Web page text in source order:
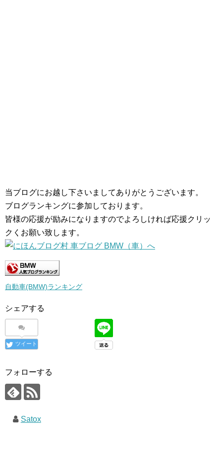
当ブログにお越し下さいましてありがとうございます。
ブログランキングに参加しております。
皆様の応援が励みになりますのでよろしければ応援クリッ
クくお願い致します。
自動車(BMW)ランキング
シェアする
ツイート
フォローする
Satox